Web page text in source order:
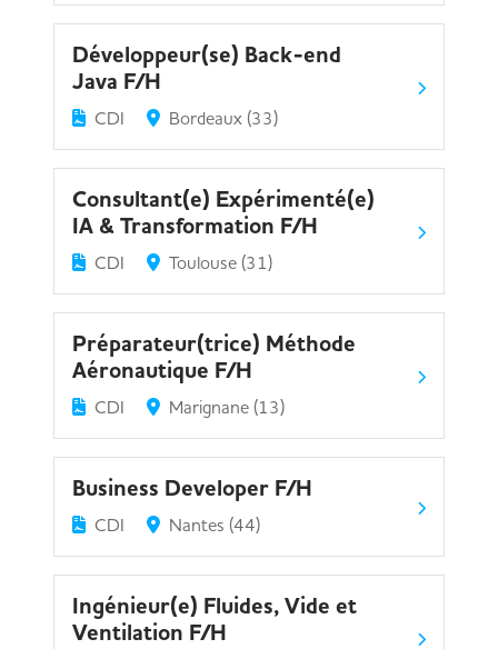
Développeur(se) Back-end
Java F/H
CDI Bordeaux (33)
Consultant(e) Expérimenté(e)
IA & Transformation F/H
CDI Toulouse (31)
Préparateur(trice) Méthode
Aéronautique F/H
CDI Marignane (13)
Business Developer F/H
CDI Nantes (44)
Ingénieur(e) Fluides, Vide et
Ventilation F/H